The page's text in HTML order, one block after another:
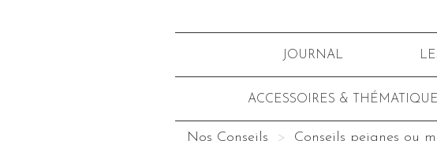
JOURNAL
ACCESSOIRES &
Nos Conseils Conseils peignes ou